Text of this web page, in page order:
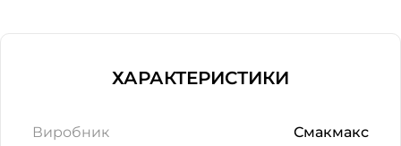
ХАРАКТЕРИСТИКИ
Виробник Смакмакс